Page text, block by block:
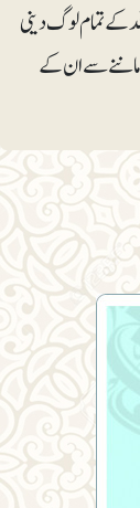
تمام لوگ دینی
ماننے سے ان کے